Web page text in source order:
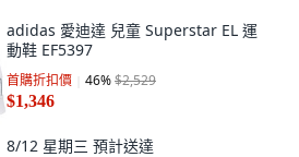
adidas 愛迪達 兒童 Superstar EL 運
動鞋 EF5397
首購折扣價 46%$2,529
$1,346
8/12 星期三 預計送達